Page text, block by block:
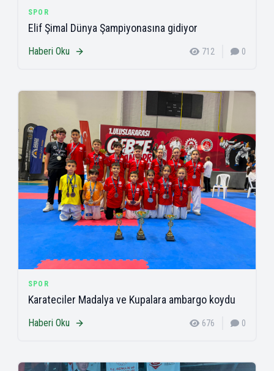
SPOR
Elif Şimal Dünya Şampiyonasına gidiyor
Haberi Oku 712 0
SPOR
Karateciler Madalya ve Kupalara ambargo koydu
Haberi Oku 676 0